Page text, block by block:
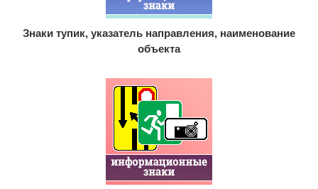
Знаки тупик, указатель направления, наименование
объекта